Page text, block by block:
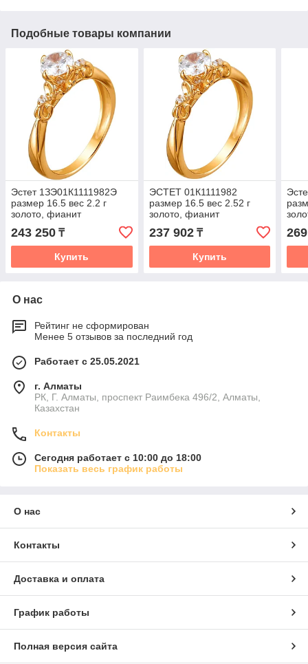
Подобные товары компании
Эстет 1ЗЭ01К1111982Э
размер 16.5 вес 2.2 г
золото, фианит
243 250 ₸
Купить
ЭСТЕТ 01К1111982
размер 16.5 вес 2.52 г
золото, фианит
237 902₸
Купить
О нас
Рейтинг не сформирован
Менее 5 отзывов за последний год
Работает с 25.05.2021
г. Алматы
РК, Г. Алматы, проспект Раимбека 496/2, Алматы,
Казахстан
Контакты
Сегодня работает с 10:00 до 18:00
Показать весь график работы
О нас
Контакты
Доставка и оплата
График работы
Полная версия сайта